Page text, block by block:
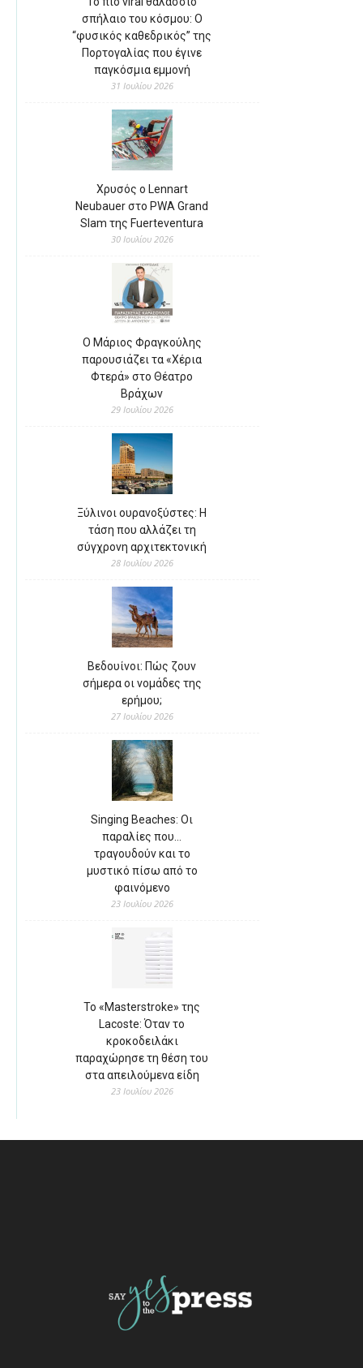
σπήλαιο του κόσμου: Ο
“φυσικός καθεδρικός” της
Πορτογαλίας που έγινε
παγκόσμια εμμονή
31 Ιουλίου 2026
Χρυσός ο Lennart
Neubauer στο PWA Grand
Slam της Fuerteventura
30 Ιουλίου 2026
Ο Μάριος Φραγκούλης
παρουσιάζει τα «Χέρια
Φτερά» στο Θέατρο
Βράχων
29 Ιουλίου 2026
Ξύλινοι ουρανοξύστες: Η
τάση που αλλάζει τη
σύγχρονη αρχιτεκτονική
28 Ιουλίου 2026
Βεδουίνοι: Πώς ζουν
σήμερα οι νομάδες της
ερήμου;
27 Ιουλίου 2026
Singing Beaches: Οι
παραλίες που…
τραγουδούν και το
μυστικό πίσω από το
φαινόμενο
23 Ιουλίου 2026
Το «Masterstroke» της
Lacoste: Όταν το
κροκοδειλάκι
παραχώρησε τη θέση του
στα απειλούμενα είδη
23 Ιουλίου 2026